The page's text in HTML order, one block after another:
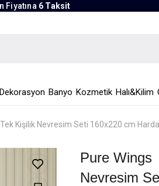
Fiyatına 6 Taksit
Dekorasyon Banyo Kozmetik Halı&Kilim
Kişilik Nevresim Seti 160x220 cm
Pure Wings
Nevresim